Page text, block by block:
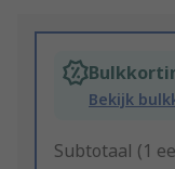
Bekijk
Subtotaal (1